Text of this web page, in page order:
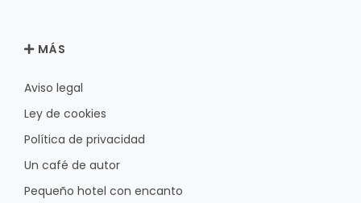
MÁS
Aviso legal
Ley de cookies
Política de privacidad
Un café de autor
Pequeño hotel con encanto